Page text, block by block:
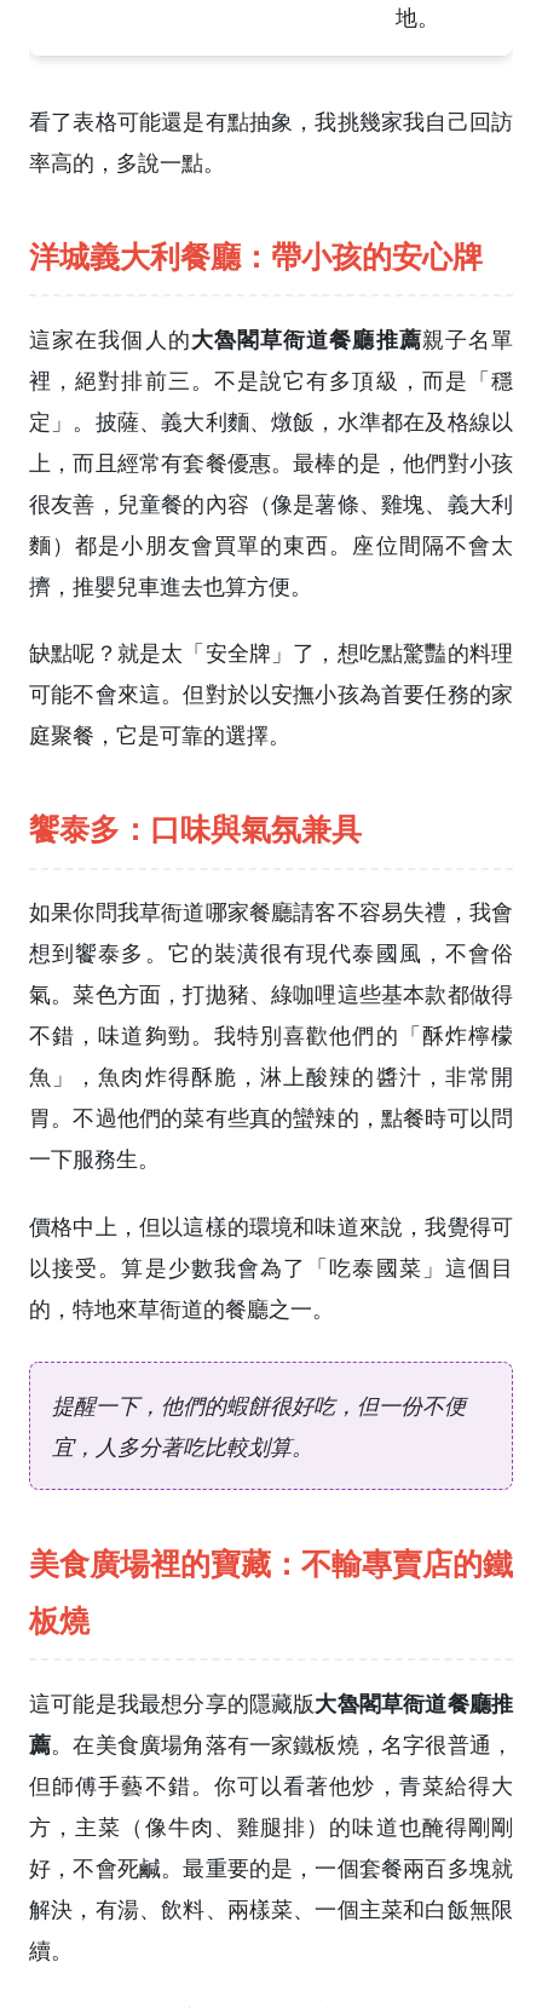
地。
看了表格可能還是有點抽象，我挑幾家我自己回訪
率高的，多說一點。
洋城義大利餐廳：帶小孩的安心牌
這家在我個人的大魯閣草衙道餐廳推薦親子名單
裡，絕對排前三。不是說它有多頂級，而是「穩
定」。披薩、義大利麵、燉飯，水準都在及格線以
上，而且經常有套餐優惠。最棒的是，他們對小孩
很友善，兒童餐的內容（像是薯條、雞塊、義大利
麵）都是小朋友會買單的東西。座位間隔不會太
擠，推嬰兒車進去也算方便。
缺點呢？就是太「安全牌」了，想吃點驚豔的料理
可能不會來這。但對於以安撫小孩為首要任務的家
庭聚餐，它是可靠的選擇。
饗泰多：口味與氣氛兼具
如果你問我草衙道哪家餐廳請客不容易失禮，我會
想到饗泰多。它的裝潢很有現代泰國風，不會俗
氣。菜色方面，打拋豬、綠咖哩這些基本款都做得
不錯，味道夠勁。我特別喜歡他們的「酥炸檸檬
魚」，魚肉炸得酥脆，淋上酸辣的醬汁，非常開
胃。不過他們的菜有些真的蠻辣的，點餐時可以問
一下服務生。
價格中上，但以這樣的環境和味道來說，我覺得可
以接受。算是少數我會為了「吃泰國菜」這個目
的，特地來草衙道的餐廳之一。
提醒一下，他們的蝦餅很好吃，但一份不便
宜，人多分著吃比較划算。
美食廣場裡的寶藏：不輸專賣店的鐵
板燒
這可能是我最想分享的隱藏版大魯閣草衙道餐廳推
薦。在美食廣場角落有一家鐵板燒，名字很普通，
但師傅手藝不錯。你可以看著他炒，青菜給得大
方，主菜（像牛肉、雞腿排）的味道也醃得剛剛
好，不會死鹹。最重要的是，一個套餐兩百多塊就
解決，有湯、飲料、兩樣菜、一個主菜和白飯無限
續。